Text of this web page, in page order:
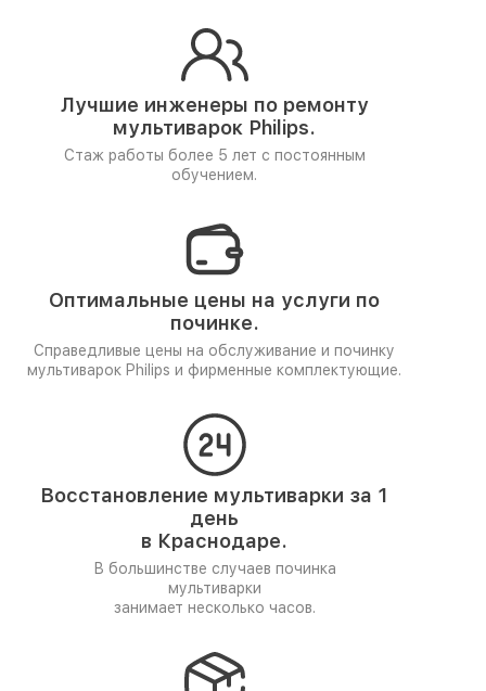
Лучшие инженеры по ремонту
мультиварок Philips.
Стаж работы более 5 лет с постоянным
обучением.
Оптимальные цены на услуги по
починке.
Справедливые цены на обслуживание и починку
мультиварок Philips и фирменные комплектующие.
Восстановление мультиварки за 1
день
в Краснодаре.
В большинстве случаев починка
мультиварки
занимает несколько часов.